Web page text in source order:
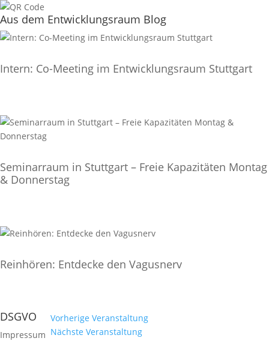
Aus dem Entwicklungsraum Blog
Intern: Co-Meeting im Entwicklungsraum Stuttgart
Seminarraum in Stuttgart – Freie Kapazitäten Montag
& Donnerstag
Reinhören: Entdecke den Vagusnerv
DSGVO
Impressum
Vorherige Veranstaltung
Nächste Veranstaltung